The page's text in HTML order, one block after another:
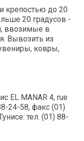
крепостью до 20
20 градусов -
ввозимые в
Вывозить из
ковры,
EL MANAR 4, rue
24-58, факс (01)
тел. (01) 88-